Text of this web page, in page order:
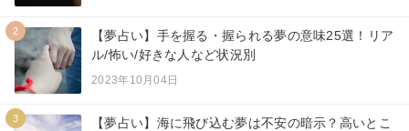
2
【夢占い】手を握る・握られる夢の意味25選！リア
ル/怖い/好きな人など状況別
2023年10月04日
3
【夢占い】海に飛び込む夢は不安の暗示？高いとこ